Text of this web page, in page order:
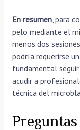
En resumen, para
pelo mediante el
menos dos
podría requerirse
fundamental
acudir a
técnica del